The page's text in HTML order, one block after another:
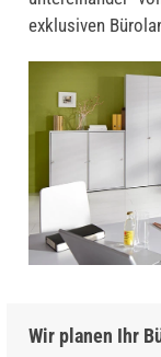
exklusiven
Wir planen Ihr